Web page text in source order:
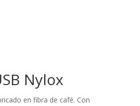
Nylox
en fibra de café. Con